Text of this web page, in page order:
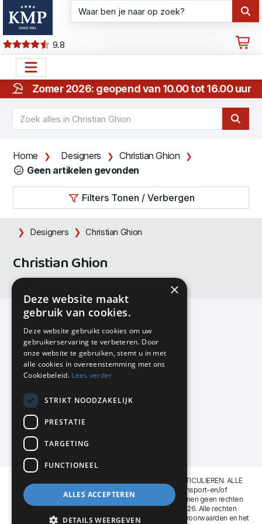
9.8
Zomer 2026: geopend van 10.00 tot 16.00 uur
Home Designers
Christian Ghion
Geen artikelen gevonden
Filters Tonen / Verbergen
Designers Christian Ghion
Christian Ghion
KMP Kantoormeubilair
Airport Business Park
Frankfurtstraat 29-31
1175 RH Lijnden
020-617 01 26
info@kmpkantoormeubilair.nl
Facebook
Instagram
KMP Kantoormeubilair levert aan BEDRIJVEN en PARTICULIEREN. ALLE
GENOEMDE PRIJZEN ZIJN EXCL. 21% B.T.W. Transport-en/of
Montagekosten op aanvraag. Aan deze website kunnen geen rechten
worden ontleend. KMP Kantoormeubilair VOF © 2026. Alle rechten
voorbehouden. Lees voor gebruik graag de
leveringsvoorwaarden en het
×
Deze website maakt
gebruik van cookies.
Deze website gebruikt cookies om uw
gebruikerservaring te verbeteren. Door
onze website te gebruiken, stemt u in met
alle cookies in overeenstemming met ons
Cookiebeleid. Lees verder
STRIKT NOODZAKELIJK
PRESTATIE
TARGETING
FUNCTIONEEL
ALLES ACCEPTEREN
DETAILS WEERGEVEN